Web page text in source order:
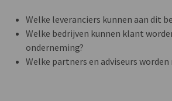
Welke leveranciers kunnen aan dit
Welke bedrijven kunnen klant
onderneming?
Welke partners en adviseurs